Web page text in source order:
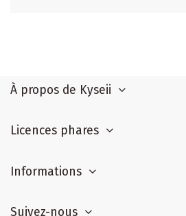
À propos de Kyseii
Licences phares
Informations
Suivez-nous